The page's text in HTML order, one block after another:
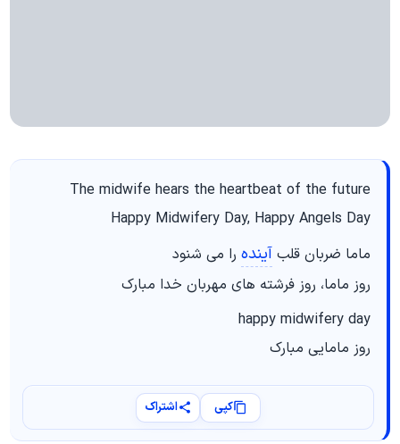
The midwife hears the heartbeat of the future
Happy Midwifery Day, Happy Angels Day
ماما ضربان قلب آیندهرا می شنود
روز ماما، روز فرشته های مهربان خدا مبارک
happy midwifery day
روز مامایی مبارک
کپی اشتراک